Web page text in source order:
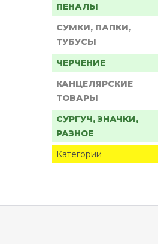
ПЕНАЛЫ
СУМКИ, ПАПКИ,
ТУБУСЫ
ЧЕРЧЕНИЕ
КАНЦЕЛЯРСКИЕ
ТОВАРЫ
СУРГУЧ, ЗНАЧКИ,
РАЗНОЕ
Категории